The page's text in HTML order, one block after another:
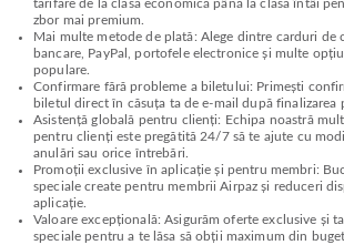
tarifare de la clasa economică până la clasa întâi
zbor mai premium.
Mai multe metode de plată: Alege dintre carduri de
bancare, PayPal, portofele electronice și multe
populare.
Confirmare fără probleme a biletului: Primești
biletul direct în căsuța ta de e-mail după finalizarea
Asistență globală pentru clienți: Echipa noastră
pentru clienți este pregătită 24/7 să te ajute cu
anulări sau orice întrebări.
Promoții exclusive în aplicație și pentru membri:
speciale create pentru membrii Airpaz și reduceri
aplicație.
Valoare excepțională: Asigurăm oferte exclusive și
speciale pentru a te lăsa să obții maximum din